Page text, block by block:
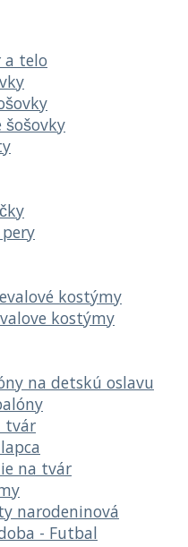
a telo
šošovky
kostýmy
kostýmy
na detskú oslavu
tvár
na tvár
narodeninová
- Futbal